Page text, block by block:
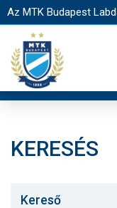
Az MTK Budapest
KERESÉS
Kereső